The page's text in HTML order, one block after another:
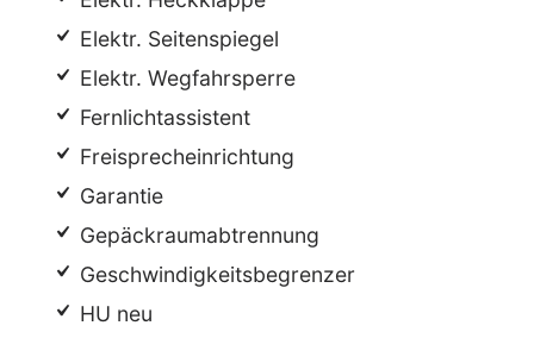
Elektr. Seitenspiegel
Elektr. Wegfahrsperre
Fernlichtassistent
Freisprecheinrichtung
Garantie
Gepäckraumabtrennung
Geschwindigkeitsbegrenzer
HU neu